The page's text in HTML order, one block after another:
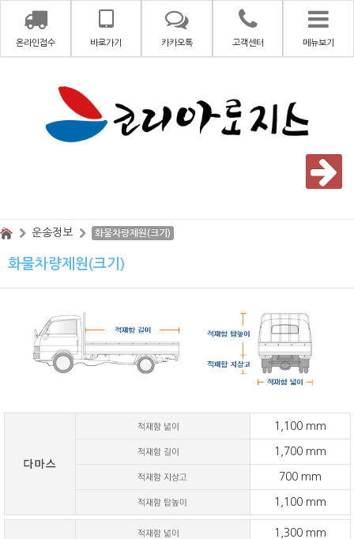
온라인접수 바로가기 카카오톡 고객센터 메뉴보기
운송정보 화물차량제원(크기)
화물차량제원(크기)
1,100 mm
1,700 mm
700 mm
1,100 mm
1,300 mm